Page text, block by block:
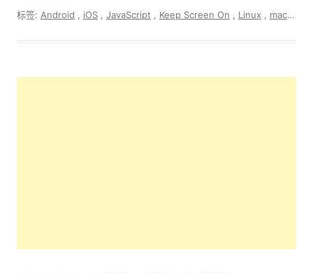
标签: Android iOS JavaScript Keep Screen On Linux macOS